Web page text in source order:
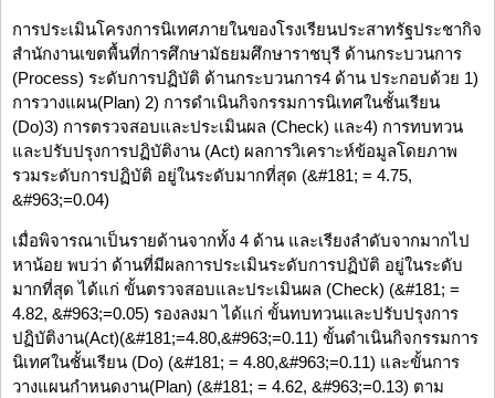
การประเมินโครงการนิเทศภายในของโรงเรียนประสาทรัฐประชากิจ
สำนักงานเขตพื้นที่การศึกษามัธยมศึกษาราชบุรี ด้านกระบวนการ
(Process) ระดับการปฏิบัติ ด้านกระบวนการ4 ด้าน ประกอบด้วย 1)
การวางแผน(Plan) 2) การดำเนินกิจกรรมการนิเทศในชั้นเรียน
(Do)3) การตรวจสอบและประเมินผล (Check) และ4) การทบทวน
และปรับปรุงการปฏิบัติงาน (Act) ผลการวิเคราะห์ข้อมูลโดยภาพ
รวมระดับการปฏิบัติ อยู่ในระดับมากที่สุด (&#181; = 4.75,
&#963;=0.04)
เมื่อพิจารณาเป็นรายด้านจากทั้ง 4 ด้าน และเรียงลำดับจากมากไป
หาน้อย พบว่า ด้านที่มีผลการประเมินระดับการปฏิบัติ อยู่ในระดับ
มากที่สุด ได้แก่ ขั้นตรวจสอบและประเมินผล (Check) (&#181; =
4.82, &#963;=0.05) รองลงมา ได้แก่ ขั้นทบทวนและปรับปรุงการ
ปฏิบัติงาน(Act)(&#181;=4.80,&#963;=0.11) ขั้นดำเนินกิจกรรมการ
นิเทศในชั้นเรียน (Do) (&#181; = 4.80,&#963;=0.11) และขั้นการ
วางแผนกำหนดงาน(Plan) (&#181; = 4.62, &#963;=0.13) ตาม